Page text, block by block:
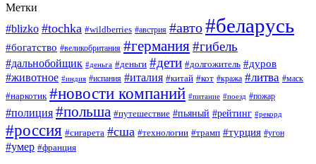
Метки
#blizko #tochka #wildberries #австрия #авто#беларусь
#богатство #великобритания #германия#гибель
#дальнобойщик #деньга #деньги #дети #долгожитель #дуров
#животное #индия #испания #италия #китай #кот #кража #литва #маск
#наркотик #новости компаний #питание #поезд #пожар
#полиция #польша #путешествие #пьяный #рейтинг #рекорд
#россия #сигарета #сша #технологии #трамп #турция #угон
#умер #франция